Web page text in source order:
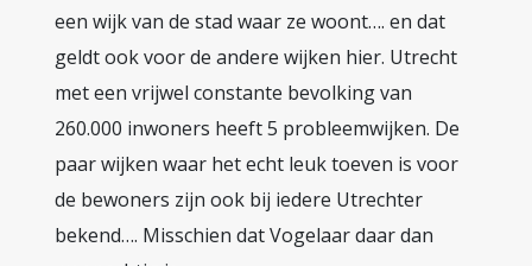
een wijk van de stad waar ze woont…. en dat
geldt ook voor de andere wijken hier. Utrecht
met een vrijwel constante bevolking van
260.000 inwoners heeft 5 probleemwijken. De
paar wijken waar het echt leuk toeven is voor
de bewoners zijn ook bij iedere Utrechter
bekend…. Misschien dat Vogelaar daar dan